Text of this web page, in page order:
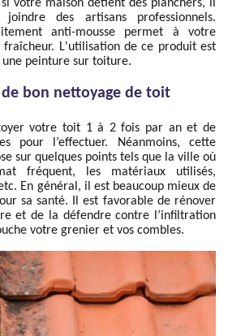
votre maison détient des planchers, il
des artisans professionnels.
anti-mousse permet à votre
L'utilisation de ce produit est
peinture sur toiture.
bon nettoyage de toit
votre toit 1 à 2 fois par an et de
pour l’effectuer. Néanmoins, cette
sur quelques points tels que la ville où
fréquent, les matériaux utilisés,
En général, il est beaucoup mieux de
sa santé. Il est favorable de rénover
et de la défendre contre l’infiltration
votre grenier et vos combles.